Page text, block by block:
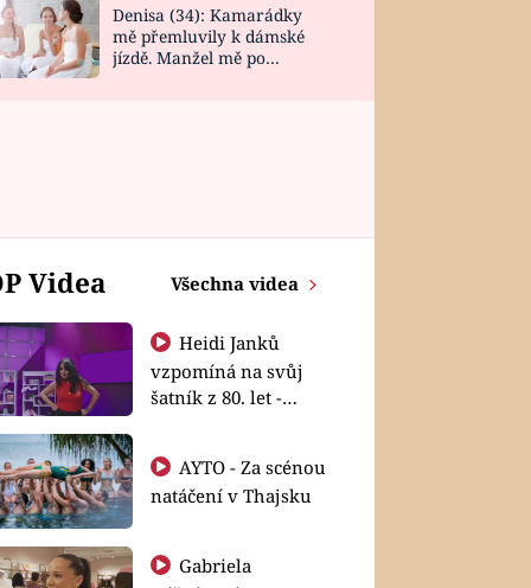
Denisa (34): Kamarádky
mě přemluvily k dámské
jízdě. Manžel mě po
Videa Všechna videa
Heidi Janků
vzpomíná na svůj
šatník z 80. let -
natáčení v Thajsku
Gabriela